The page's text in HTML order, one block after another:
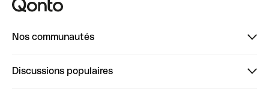
Nos communautés
Discussions populaires